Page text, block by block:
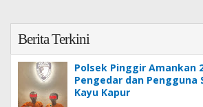
Berita Terkini
Polsek Pinggir Amankan
Pengedar dan Pengguna
Kayu Kapur